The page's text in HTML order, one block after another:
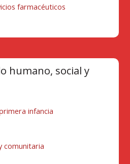
farmacéuticos
humano, social y
infancia
comunitaria